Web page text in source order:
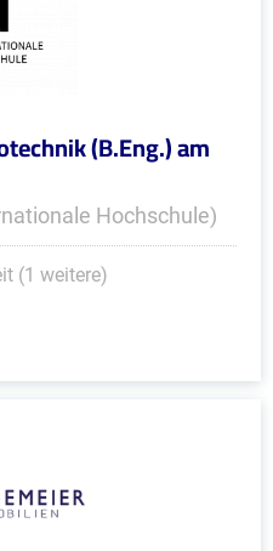
(B.Eng.) am
Hochschule)
(1 weitere)